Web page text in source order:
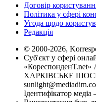
Договір
Політика у сфері
Угода щодо
Редакція
© 2000-2026,
Суб'єкт у сфері
«КореспонденТ.net»
ХАРКІВСЬКЕ ШОСЕ,
Ідентифікатор